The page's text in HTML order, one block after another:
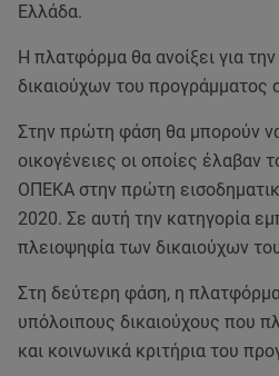
Ελλάδα.
Η πλατφόρμα θα ανοίξει για
δικαιούχων του προγράμματος
Στην πρώτη φάση θα μπορούν
οικογένειες οι οποίες έλαβαν
ΟΠΕΚΑ στην πρώτη
2020. Σε αυτή την κατηγορία
πλειοψηφία των δικαιούχων
Στη δεύτερη φάση, η πλατφόρμα
υπόλοιπους δικαιούχους που
και κοινωνικά κριτήρια του